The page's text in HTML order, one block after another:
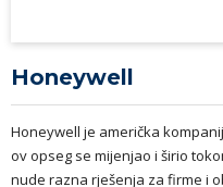
Honeywell
Honeywell je američka
ov opseg se mijenjao i širio
nude razna rješenja za firme i